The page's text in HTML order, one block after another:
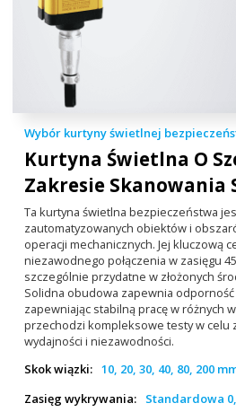
Wybór kurtyny świetlnej
Kurtyna Świetlna O
Zakresie Skanowania
Ta kurtyna świetlna bezpieczeństwa
zautomatyzowanych obiektów i
operacji mechanicznych. Jej kluczową
niezawodnego połączenia w zasięgu
szczególnie przydatne w złożonych
Solidna obudowa zapewnia
zapewniając stabilną pracę w różnych
przechodzi kompleksowe testy w celu
wydajności i niezawodności.
Skok wiązki: 10, 20, 30, 40, 80, 200
Zasięg wykrywania:
Standardowa